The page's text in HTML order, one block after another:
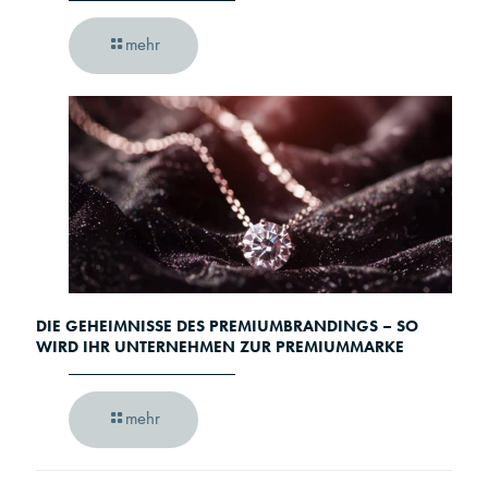
mehr
DIE GEHEIMNISSE DES PREMIUMBRANDINGS – SO
WIRD IHR UNTERNEHMEN ZUR PREMIUMMARKE
mehr